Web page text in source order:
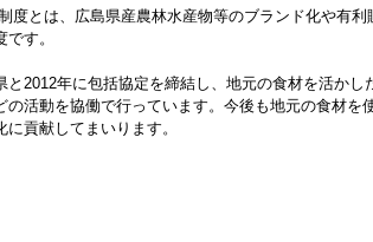
度とは、広島県産農林水産物等のブランド化や有
す。
と2012年に包括協定を締結し、地元の食材を活かし
の活動を協働で行っています。今後も地元の食材を
貢献してまいります。